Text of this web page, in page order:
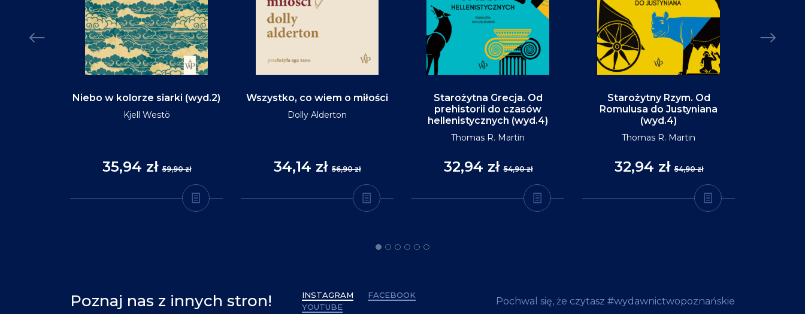
Niebo w kolorze siarki (wyd.2)
Kjell Westö
35,94 zł59,90 zł
Wszystko, co wiem o miłości
Dolly Alderton
34,14 zł 56,90 zł
Starożytna Grecja. Od
prehistorii do czasów
hellenistycznych (wyd.4)
Thomas R. Martin
32,94 zł54,90 zł
Starożytny Rzym. Od
Romulusa do Justyniana
(wyd.4)
Thomas R. Martin
32,94 zł54,90 zł
Poznaj nas z innych stron! INSTAGRAM
FACEBOOK
YOUTUBE
Pochwal się, że czytasz #wydawnictwopoznańskie